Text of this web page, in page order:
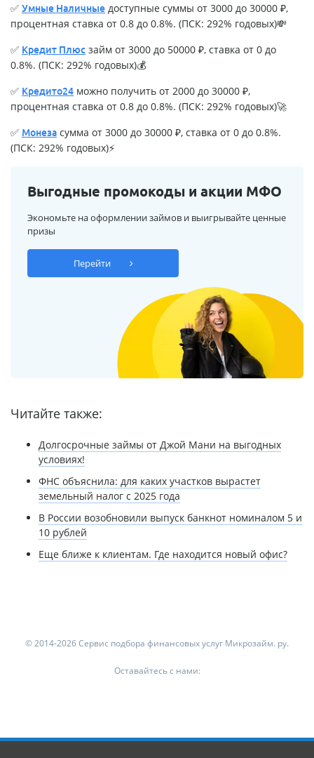
✅ Умные Наличные доступные суммы от 3000 до 30000 ₽,
процентная ставка от 0.8 до 0.8%. (ПСК: 292% годовых)💸
✅ Кредит Плюс займ от 3000 до 50000 ₽, ставка от 0 до
0.8%. (ПСК: 292% годовых)💰
✅ Кредито24 можно получить от 2000 до 30000 ₽,
процентная ставка от 0.8 до 0.8%. (ПСК: 292% годовых)🚀
✅ Монеза сумма от 3000 до 30000 ₽, ставка от 0 до 0.8%.
(ПСК: 292% годовых)⚡
Выгодные промокоды и акции МФО
Экономьте на оформлении займов и выигрывайте ценные
призы
Перейти
Читайте также:
Долгосрочные займы от Джой Мани на выгодных
условиях!
ФНС объяснила: для каких участков вырастет
земельный налог с 2025 года
В России возобновили выпуск банкнот номиналом 5 и
10 рублей
Еще ближе к клиентам. Где находится новый офис?
© 2014-2026 Сервис подбора финансовых услуг Микрозайм. ру.
Оставайтесь с нами: